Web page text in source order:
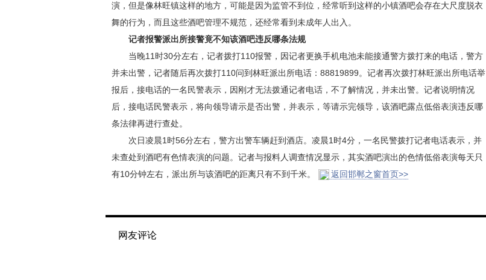
演，但是像林旺镇这样的地方，可能是因为监管不到位，经常听到这样的小镇酒吧会存在大尺度脱衣
舞的行为，而且这些酒吧管理不规范，还经常看到未成年人出入。
记者报警派出所接警竟不知该酒吧违反哪条法规
当晚11时30分左右，记者拨打110报警，因记者更换手机电池未能接通警方拨打来的电话，警方
并未出警，记者随后再次拨打110问到林旺派出所电话：88819899。记者再次拨打林旺派出所电话举
报后，接电话的一名民警表示，因刚才无法拨通记者电话，不了解情况，并未出警。记者说明情况
后，接电话民警表示，将向领导请示是否出警，并表示，等请示完领导，该酒吧露点低俗表演违反哪
条法律再进行查处。
次日凌晨1时56分左右，警方出警车辆赶到酒店。凌晨1时4分，一名民警拨打记者电话表示，并
未查处到酒吧有色情表演的问题。记者与报料人调查情况显示，其实酒吧演出的色情低俗表演每天只
有10分钟左右，派出所与该酒吧的距离只有不到千米。
返回邯郸之窗首页>>
网友评论